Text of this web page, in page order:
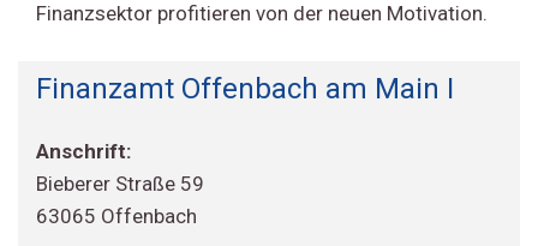
Finanzsektor profitieren von der neuen Motivation.
Finanzamt Offenbach am Main I
Anschrift:
Bieberer Straße 59
63065 Offenbach